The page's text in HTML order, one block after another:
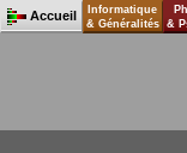
Accueil
Informatique
& Généralités
&